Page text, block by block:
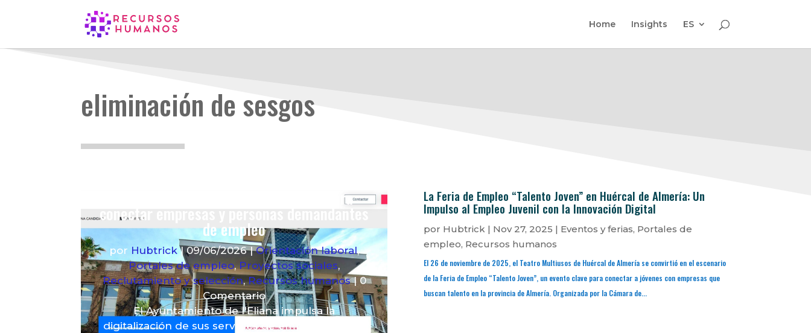
Home Insights ES
eliminación de sesgos
Nuevo portal de empleo municipal para
conectar empresas y personas demandantes
de empleo
por Hubtrick|09/06/2026|Orientación laboral,
Portales de empleo,Proyectos sociales,
Reclutamiento y selección,Recursos humanos| 0
Comentario
El Ayuntamiento de l'Eliana impulsa la
digitalización de sus servicios de empleo con una
La Feria de Empleo “Talento Joven” en Huércal de Almería: Un
Impulso al Empleo Juvenil con la Innovación Digital
por Hubtrick| Nov 27, 2025 | Eventos y ferias, Portales de
empleo, Recursos humanos
El 26 de noviembre de 2025, el Teatro Multiusos de Huércal de Almería se convirtió en el escenario
de la Feria de Empleo “Talento Joven”, un evento clave para conectar a jóvenes con empresas que
buscan talento en la provincia de Almería. Organizada por la Cámara de...